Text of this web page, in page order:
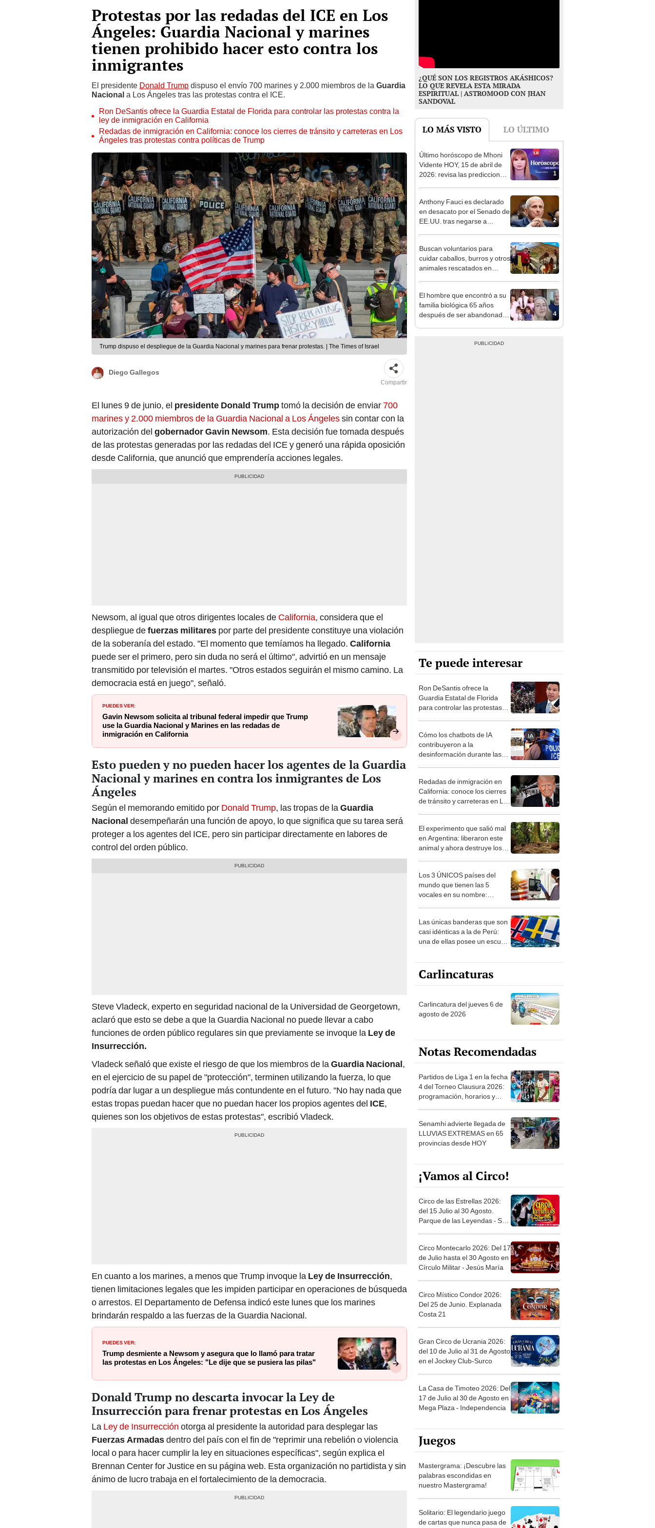
Protestas por las redadas del ICE en Los
Ángeles: Guardia Nacional y marines
tienen prohibido hacer esto contra los
inmigrantes
El presidente Donald Trump dispuso el envío 700 marines y 2.000 miembros de la Guardia
Nacional a Los Ángeles tras las protestas contra el ICE.
Ron DeSantis ofrece la Guardia Estatal de Florida para controlar las protestas contra la
ley de inmigración en California
Redadas de inmigración en California: conoce los cierres de tránsito y carreteras en Los
Ángeles tras protestas contra políticas de Trump
Trump dispuso el despliegue de la Guardia Nacional y marines para frenar protestas. | The Times of Israel
Diego Gallegos
Compartir
El lunes 9 de junio, el presidente Donald Trumptomó la decisión de enviar 700
marines y 2.000 miembros de la Guardia Nacional a Los Ángelessin contar con la
autorización del gobernador Gavin Newsom. Esta decisión fue tomada después
de las protestas generadas por las redadas del ICE y generó una rápida oposición
desde California, que anunció que emprendería acciones legales.
Newsom, al igual que otros dirigentes locales de California, considera que el
despliegue defuerzas militares por parte del presidente constituye una violación
de la soberanía del estado. "El momento que temíamos ha llegado. California
puede ser el primero, pero sin duda no será el último", advirtió en un mensaje
transmitido por televisión el martes. "Otros estados seguirán el mismo camino. La
democracia está en juego", señaló.
PUEDES VER:
Gavin Newsom solicita al tribunal federal impedir que Trump
use la Guardia Nacional y Marines en las redadas de
inmigración en California
Esto pueden y no pueden hacer los agentes de la Guardia
Nacional y marines en contra los inmigrantes de Los
Ángeles
Según el memorando emitido por Donald Trump, las tropas de laGuardia
Nacional desempeñarán una función de apoyo, lo que significa que su tarea será
proteger a los agentes del ICE, pero sin participar directamente en labores de
control del orden público.
Steve Vladeck, experto en seguridad nacional de la Universidad de Georgetown,
aclaró que esto se debe a que la Guardia Nacional no puede llevar a cabo
funciones de orden público regulares sin que previamente se invoque la Ley de
Insurrección.
Vladeck señaló que existe el riesgo de que los miembros de laGuardia Nacional,
en el ejercicio de su papel de "protección", terminen utilizando la fuerza, lo que
podría dar lugar a un despliegue más contundente en el futuro. "No hay nada que
estas tropas puedan hacer que no puedan hacer los propios agentes del ICE,
quienes son los objetivos de estas protestas", escribió Vladeck.
En cuanto a los marines, a menos que Trump invoque la Ley de Insurrección,
tienen limitaciones legales que les impiden participar en operaciones de búsqueda
o arrestos. El Departamento de Defensa indicó este lunes que los marines
brindarán respaldo a las fuerzas de la Guardia Nacional.
PUEDES VER:
Trump desmiente a Newsom y asegura que lo llamó para tratar
las protestas en Los Ángeles: "Le dije que se pusiera las pilas"
Donald Trump no descarta invocar la Ley de
Insurrección para frenar protestas en Los Ángeles
La Ley de Insurrección otorga al presidente la autoridad para desplegar las
Fuerzas Armadasdentro del país con el fin de "reprimir una rebelión o violencia
local o para hacer cumplir la ley en situaciones específicas", según explica el
Brennan Center for Justice en su página web. Esta organización no partidista y sin
ánimo de lucro trabaja en el fortalecimiento de la democracia.
¿QUÉ SON LOS REGISTROS AKÁSHICOS?
LO QUE REVELA ESTA MIRADA
ESPIRITUAL | ASTROMOOD CON JHAN
SANDOVAL
LO MÁS VISTO LO ÚLTIMO
1
Último horóscopo de Mhoni
Vidente HOY, 15 de abril de
2026: revisa las predicciones
2
Anthony Fauci es declarado
en desacato por el Senado de
EE.UU. tras negarse a
3
Buscan voluntarios para
cuidar caballos, burros y otros
animales rescatados en
4
El hombre que encontró a su
familia biológica 65 años
después de ser abandonado:
Te puede interesar
Ron DeSantis ofrece la
Guardia Estatal de Florida
para controlar las protestas
Cómo los chatbots de IA
contribuyeron a la
desinformación durante las
Redadas de inmigración en
California: conoce los cierres
de tránsito y carreteras en Los
El experimento que salió mal
en Argentina: liberaron este
animal y ahora destruye los
Los 3 ÚNICOS países del
mundo que tienen las 5
vocales en su nombre:
Las únicas banderas que son
casi idénticas a la de Perú:
una de ellas posee un escudo
Carlincaturas
Carlincatura del jueves 6 de
agosto de 2026
Notas Recomendadas
Partidos de Liga 1 en la fecha
4 del Torneo Clausura 2026:
programación, horarios y
Senamhi advierte llegada de
LLUVIAS EXTREMAS en 65
provincias desde HOY
¡Vamos al Circo!
Circo de las Estrellas 2026:
del 15 Julio al 30 Agosto.
Parque de las Leyendas - San
Circo Montecarlo 2026: Del 17
de Julio hasta el 30 Agosto en
Círculo Militar - Jesús María
Circo Místico Condor 2026:
Del 25 de Junio. Explanada
Costa 21
Gran Circo de Ucrania 2026:
del 10 de Julio al 31 de Agosto
en el Jockey Club-Surco
La Casa de Timoteo 2026: Del
17 de Julio al 30 de Agosto en
Mega Plaza - Independencia
Juegos
Mastergrama: ¡Descubre las
palabras escondidas en
nuestro Mastergrama!
Solitario: El legendario juego
de cartas que nunca pasa de